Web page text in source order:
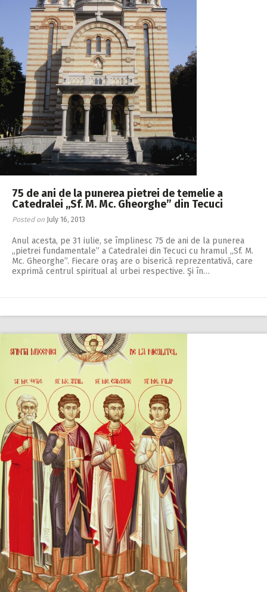
75 de ani de la punerea pietrei de temelie a
Catedralei ,,Sf. M. Mc. Gheorghe” din Tecuci
Posted on July 16, 2013
Anul acesta, pe 31 iulie, se împlinesc 75 de ani de la punerea
„pietrei fundamentale” a Catedralei din Tecuci cu hramul ,,Sf. M.
Mc. Gheorghe”. Fiecare oraş are o biserică reprezentativă, care
exprimă centrul spiritual al urbei respective. Şi în…